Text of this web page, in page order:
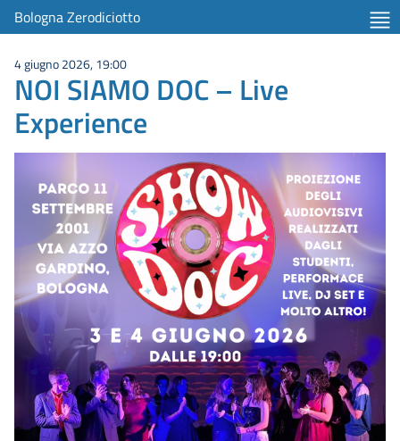
Bologna Zerodiciotto
4 giugno 2026, 19:00
NOI SIAMO DOC – Live
Experience